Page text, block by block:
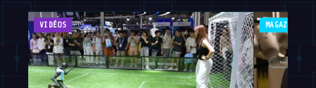
VIDÉOS MAGAZINE